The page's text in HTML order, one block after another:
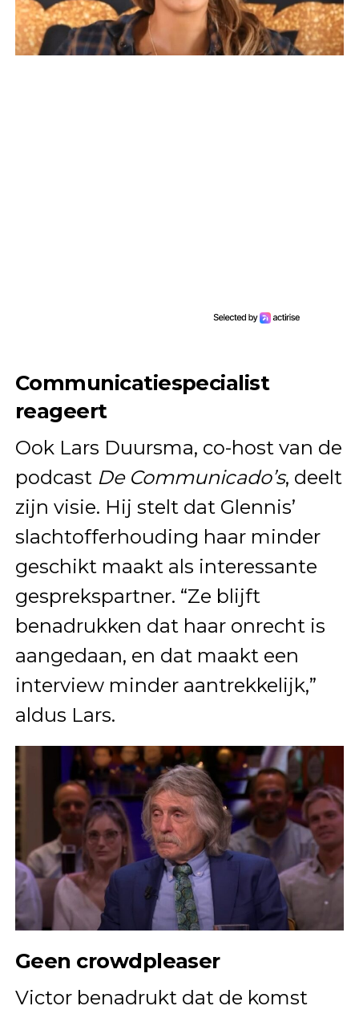
Communicatiespecialist
reageert
Ook Lars Duursma, co-host van de
podcast De Communicado’s, deelt
zijn visie. Hij stelt dat Glennis’
slachtofferhouding haar minder
geschikt maakt als interessante
gesprekspartner. “Ze blijft
benadrukken dat haar onrecht is
aangedaan, en dat maakt een
interview minder aantrekkelijk,”
aldus Lars.
Geen crowdpleaser
Victor benadrukt dat de komst